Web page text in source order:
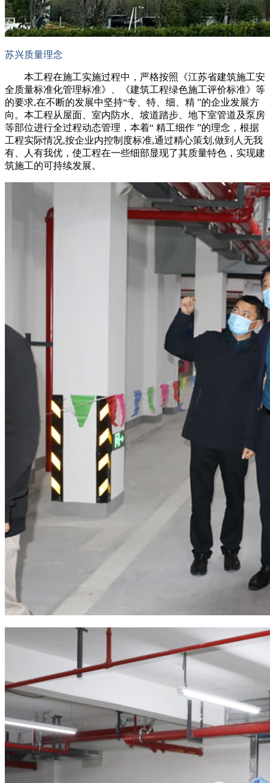
苏兴质量理念
本工程在施工实施过程中，严格按照《江苏省建筑施工安
全质量标准化管理标准》、《建筑工程绿色施工评价标准》等
的要求,在不断的发展中坚持“专、特、细、精 ”的企业发展方
向。本工程从屋面、室内防水、坡道踏步、地下室管道及泵房
等部位进行全过程动态管理，本着“ 精工细作 ”的理念，根据
工程实际情况,按企业内控制度标准,通过精心策划,做到人无我
有、人有我优，使工程在一些细部显现了其质量特色，实现建
筑施工的可持续发展。